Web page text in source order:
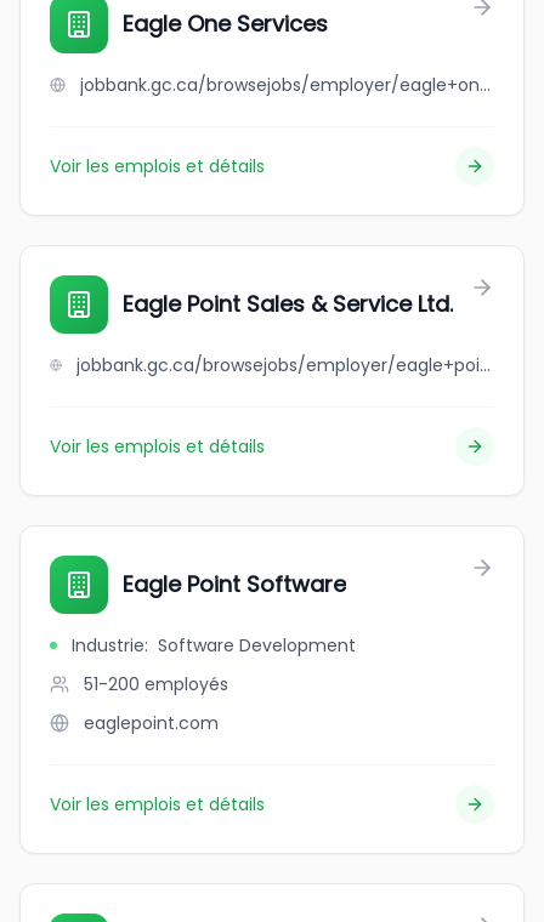
Eagle One Services
jobbank.gc.ca/browsejobs/employer/eagle+one+services/ca
Voir les emplois et détails
Eagle Point Sales & Service Ltd.
jobbank.gc.ca/browsejobs/employer/eagle+point+sales+%26+service+ltd./ca
Voir les emplois et détails
Eagle Point Software
Industrie: Software Development
51-200 employés
eaglepoint.com
Voir les emplois et détails